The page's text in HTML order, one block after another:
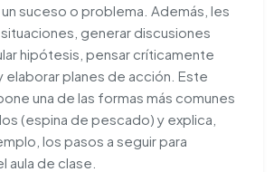
suceso o problema. Además, les
situaciones, generar discusiones
hipótesis, pensar críticamente
elaborar planes de acción. Este
una de las formas más comunes
(espina de pescado) y explica,
los pasos a seguir para
aula de clase.